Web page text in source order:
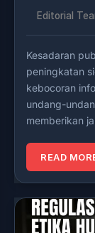
Editorial
Kesadaran
peningkatan
kebocoran
undang-
memberikan
READ